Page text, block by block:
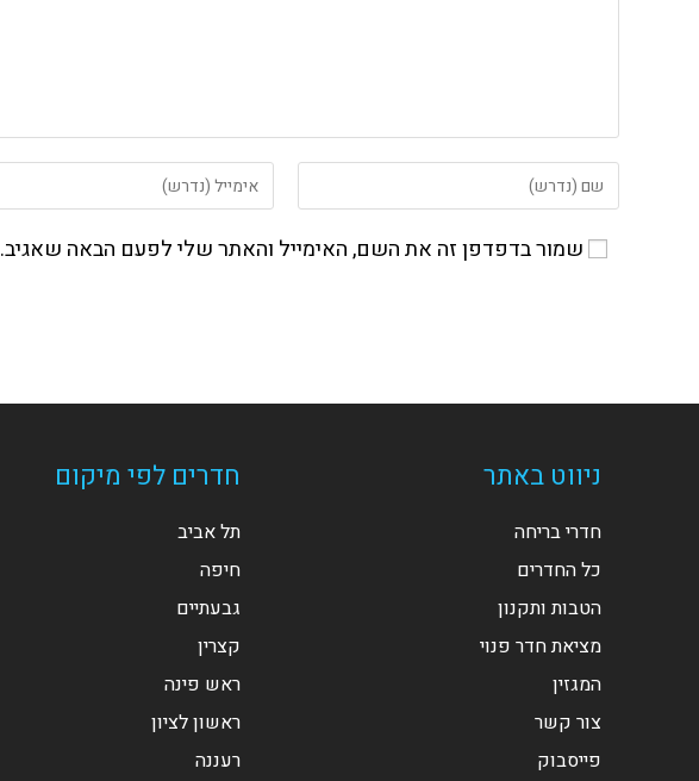
את
שלך
את
דואר
שמור בדפדפן זה את השם, האימייל והאתר שלי לפעם הבאה שאגיב.
ניווט באתר
חדרי בריחה
כל החדרים
הטבות ותקנון
מציאת חדר פנוי
המגזין
צור קשר
פייסבוק
חדרים לפי מיקום
תל אביב
חיפה
גבעתיים
קצרין
ראש פינה
ראשון לציון
רעננה